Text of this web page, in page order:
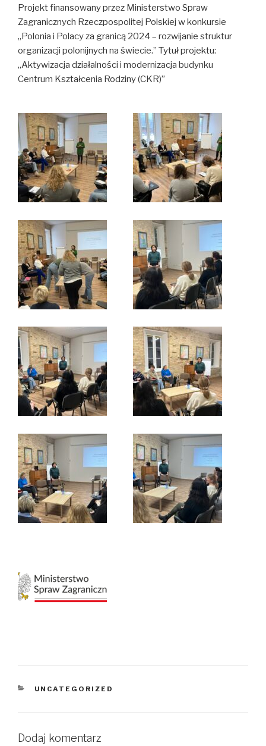
Projekt finansowany przez Ministerstwo Spraw
Zagranicznych Rzeczpospolitej Polskiej w konkursie
„Polonia i Polacy za granicą 2024 – rozwijanie struktur
organizacji polonijnych na świecie.” Tytuł projektu:
„Aktywizacja działalności i modernizacja budynku
Centrum Kształcenia Rodziny (CKR)”
KATEGORIE
UNCATEGORIZED
Dodaj komentarz